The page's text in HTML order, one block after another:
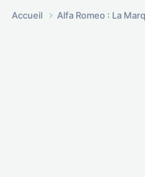
Accueil Alfa Romeo : La